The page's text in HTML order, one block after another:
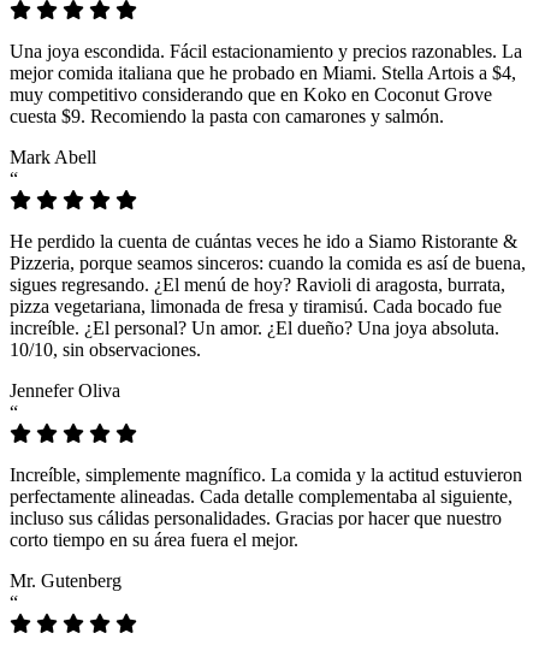
Una joya escondida. Fácil estacionamiento y precios razonables. La
mejor comida italiana que he probado en Miami. Stella Artois a $4,
muy competitivo considerando que en Koko en Coconut Grove
cuesta $9. Recomiendo la pasta con camarones y salmón.
Mark Abell
“
He perdido la cuenta de cuántas veces he ido a Siamo Ristorante &
Pizzeria, porque seamos sinceros: cuando la comida es así de buena,
sigues regresando. ¿El menú de hoy? Ravioli di aragosta, burrata,
pizza vegetariana, limonada de fresa y tiramisú. Cada bocado fue
increíble. ¿El personal? Un amor. ¿El dueño? Una joya absoluta.
10/10, sin observaciones.
Jennefer Oliva
“
Increíble, simplemente magnífico. La comida y la actitud estuvieron
perfectamente alineadas. Cada detalle complementaba al siguiente,
incluso sus cálidas personalidades. Gracias por hacer que nuestro
corto tiempo en su área fuera el mejor.
Mr. Gutenberg
“